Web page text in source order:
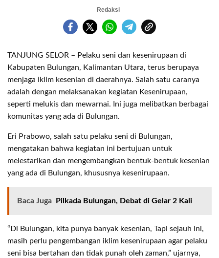
Redaksi
TANJUNG SELOR – Pelaku seni dan kesenirupaan di
Kabupaten Bulungan, Kalimantan Utara, terus berupaya
menjaga iklim kesenian di daerahnya. Salah satu caranya
adalah dengan melaksanakan kegiatan Kesenirupaan,
seperti melukis dan mewarnai. Ini juga melibatkan berbagai
komunitas yang ada di Bulungan.
Eri Prabowo, salah satu pelaku seni di Bulungan,
mengatakan bahwa kegiatan ini bertujuan untuk
melestarikan dan mengembangkan bentuk-bentuk kesenian
yang ada di Bulungan, khususnya kesenirupaan.
Baca Juga Pilkada Bulungan, Debat di Gelar 2 Kali
“Di Bulungan, kita punya banyak kesenian, Tapi sejauh ini,
masih perlu pengembangan iklim kesenirupaan agar pelaku
seni bisa bertahan dan tidak punah oleh zaman,” ujarnya,